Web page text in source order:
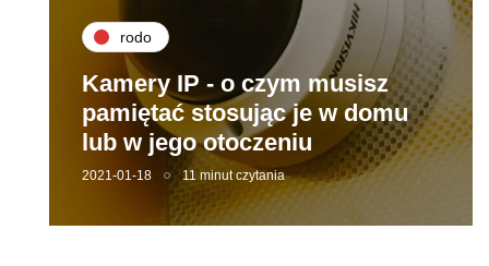
rodo
Kamery IP - o czym musisz
pamiętać stosując je w domu
lub w jego otoczeniu
2021-01-18 11 minut czytania